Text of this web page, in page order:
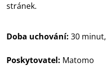
stránek.
Doba uchování: 30 minut,
Poskytovatel: Matomo